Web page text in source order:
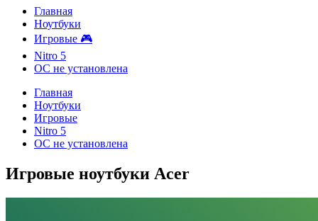
Главная
Ноутбуки
Игровые 🎮
Nitro 5
ОС не установлена
Главная
Ноутбуки
Игровые
Nitro 5
ОС не установлена
Игровые ноутбуки Acer